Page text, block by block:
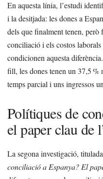
En aquesta línia, l’estudi
i la desitjada: les dones a
dels que finalment tenen,
conciliació i els costos laborals
condicionen aquesta
fill, les dones tenen un 37,5 %
temps parcial i uns ingressos
Polítiques de
el paper clau de
La segona investigació, titulada
conciliació a Espanya? El